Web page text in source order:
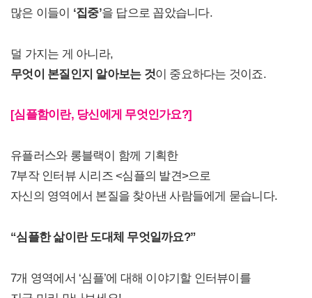
많은 이들이 ‘집중’을 답으로 꼽았습니다.
덜 가지는 게 아니라,
무엇이 본질인지 알아보는 것이 중요하다는 것이죠.
[심플함이란, 당신에게 무엇인가요?]
유플러스와 롱블랙이 함께 기획한
7부작 인터뷰 시리즈 <심플의 발견>으로
자신의 영역에서 본질을 찾아낸 사람들에게 묻습니다.
“심플한 삶이란 도대체 무엇일까요?”
7개 영역에서 ‘심플’에 대해 이야기할 인터뷰이를